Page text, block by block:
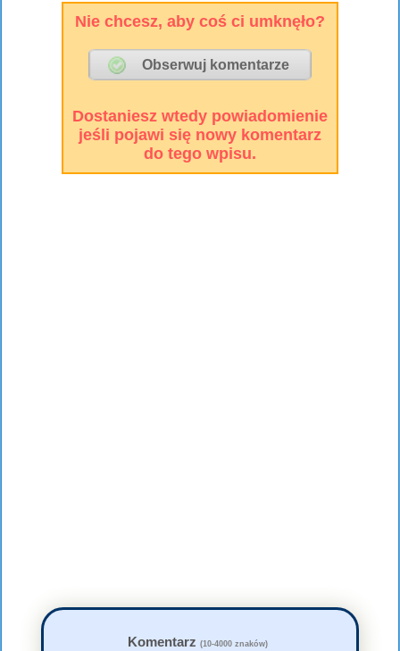
Nie chcesz, aby coś ci umknęło?
Dostaniesz wtedy powiadomienie
jeśli pojawi się nowy komentarz
do tego wpisu.
Komentarz (10-4000 znaków)